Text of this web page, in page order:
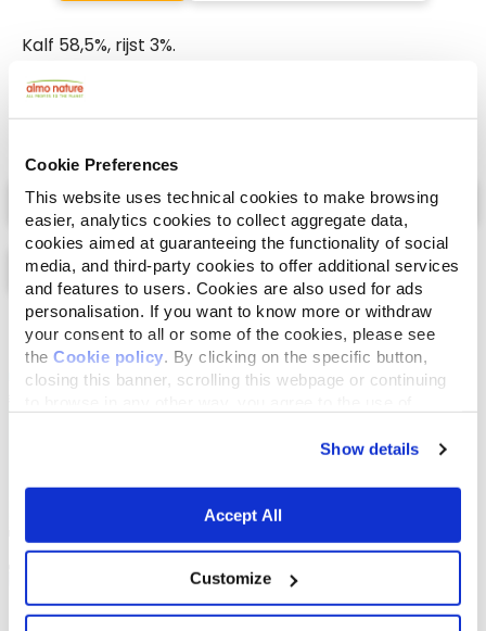
Cookie Preferences
This website uses technical cookies to make browsing
easier, analytics cookies to collect aggregate data,
cookies aimed at guaranteeing the functionality of social
media, and third-party cookies to offer additional services
and features to users. Cookies are also used for ads
personalisation. If you want to know more or withdraw
your consent to all or some of the cookies, please see
the Cookie policy. By clicking on the specific button,
closing this banner, scrolling this webpage or continuing
Show details
Accept All
Customize
Kalf 58,5%, rijst 3%.
Lijst Kaart